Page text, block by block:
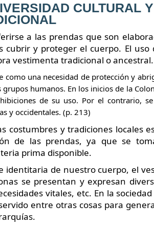
CULTURAL
a las prendas que son
y proteger el cuerpo. El
vestimenta tradicional o
como una necesidad de protección y
humanos. En los inicios de la
de su uso. Por el contrario,
y occidentales. (p. 213)
costumbres y tradiciones locales
de las prendas, ya que se
prima disponible.
identitaria de nuestro cuerpo, el
se presentan y expresan
vitales, etc. En la
entre otras cosas para